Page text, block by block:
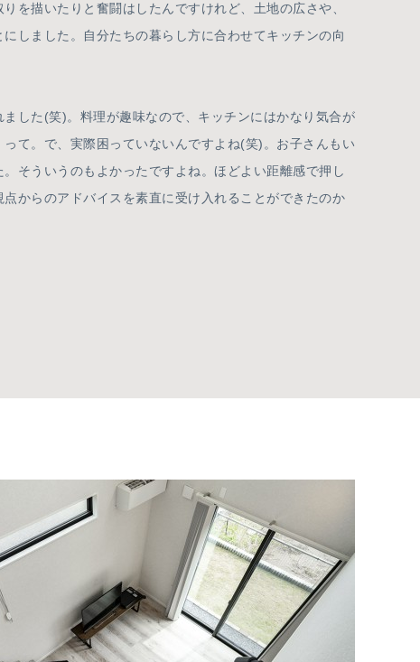
を描いたりと奮闘はしたんですけれど、土地の広さや、
しました。自分たちの暮らし方に合わせてキッチンの向
した(笑)。料理が趣味なので、キッチンにはかなり気合が
て。で、実際困っていないんですよね(笑)。お子さんもい
そういうのもよかったですよね。ほどよい距離感で押し
からのアドバイスを素直に受け入れることができたのか